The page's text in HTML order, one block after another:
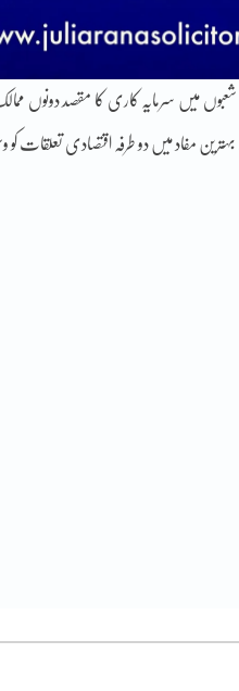
شعبوں میں سرمایہ کاری کا مقصد
مفاد میں دو طرفہ اقتصادی تعلقات